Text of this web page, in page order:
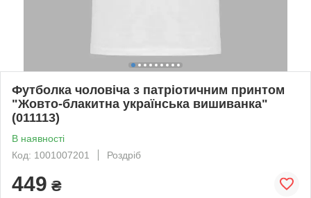
Футболка чоловіча з патріотичним принтом
"Жовто-блакитна українська вишиванка"
(011113)
В наявності
Код: 1001007201
Роздріб
449 ₴